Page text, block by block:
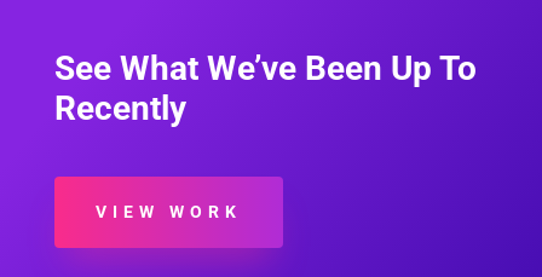
See What We’ve Been Up To
Recently
VIEW WORK